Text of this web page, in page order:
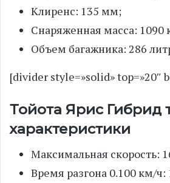
Клиренс: 135 мм;
Снаряженная масса: 1090
Объем багажника: 286
[divider style=»solid» top=»20″
Тойота Ярис Гибрид
характеристики
Максимальная скорость:
Время разгона 0.100 км/ч: